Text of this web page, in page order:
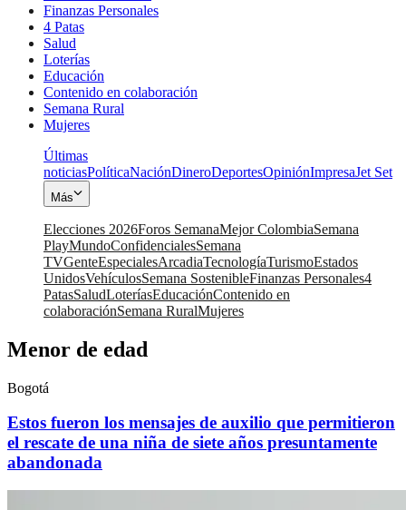
Finanzas Personales
4 Patas
Salud
Loterías
Educación
Contenido en colaboración
Semana Rural
Mujeres
Últimas
noticiasPolíticaNaciónDineroDeportesOpiniónImpresaJet Set
Más
Elecciones 2026Foros SemanaMejor ColombiaSemana
PlayMundoConfidencialesSemana
TVGenteEspecialesArcadiaTecnologíaTurismoEstados
UnidosVehículosSemana SostenibleFinanzas Personales4
PatasSaludLoteríasEducaciónContenido en
colaboraciónSemana RuralMujeres
Menor de edad
Bogotá
Estos fueron los mensajes de auxilio que permitieron
el rescate de una niña de siete años presuntamente
abandonada